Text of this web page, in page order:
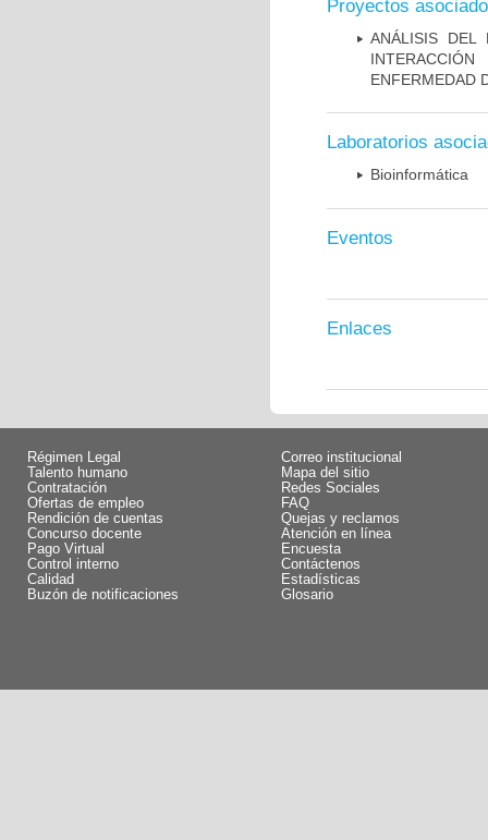
Proyectos
ANÁLISIS DEL
ENFERMEDAD
Laboratorios
Bioinformática
Eventos
Enlaces
Régimen Legal
Talento humano
Contratación
Ofertas de empleo
Rendición de cuentas
Concurso docente
Pago Virtual
Control interno
Calidad
Buzón de notificaciones
Correo institucional
Mapa del sitio
Redes Sociales
FAQ
Quejas y reclamos
Atención en línea
Encuesta
Contáctenos
Estadísticas
Glosario